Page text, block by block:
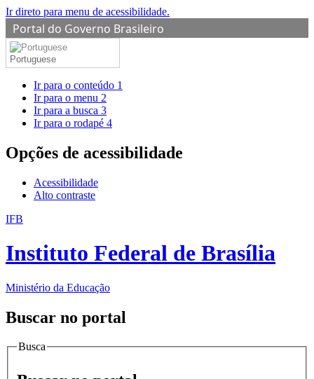
Ir direto para menu de acessibilidade.
Portal do Governo Brasileiro
Portuguese
Ir para o conteúdo 1
Ir para o menu 2
Ir para a busca 3
Ir para o rodapé 4
Opções de acessibilidade
Acessibilidade
Alto contraste
IFB
Instituto Federal de Brasília
Ministério da Educação
Buscar no portal
Busca